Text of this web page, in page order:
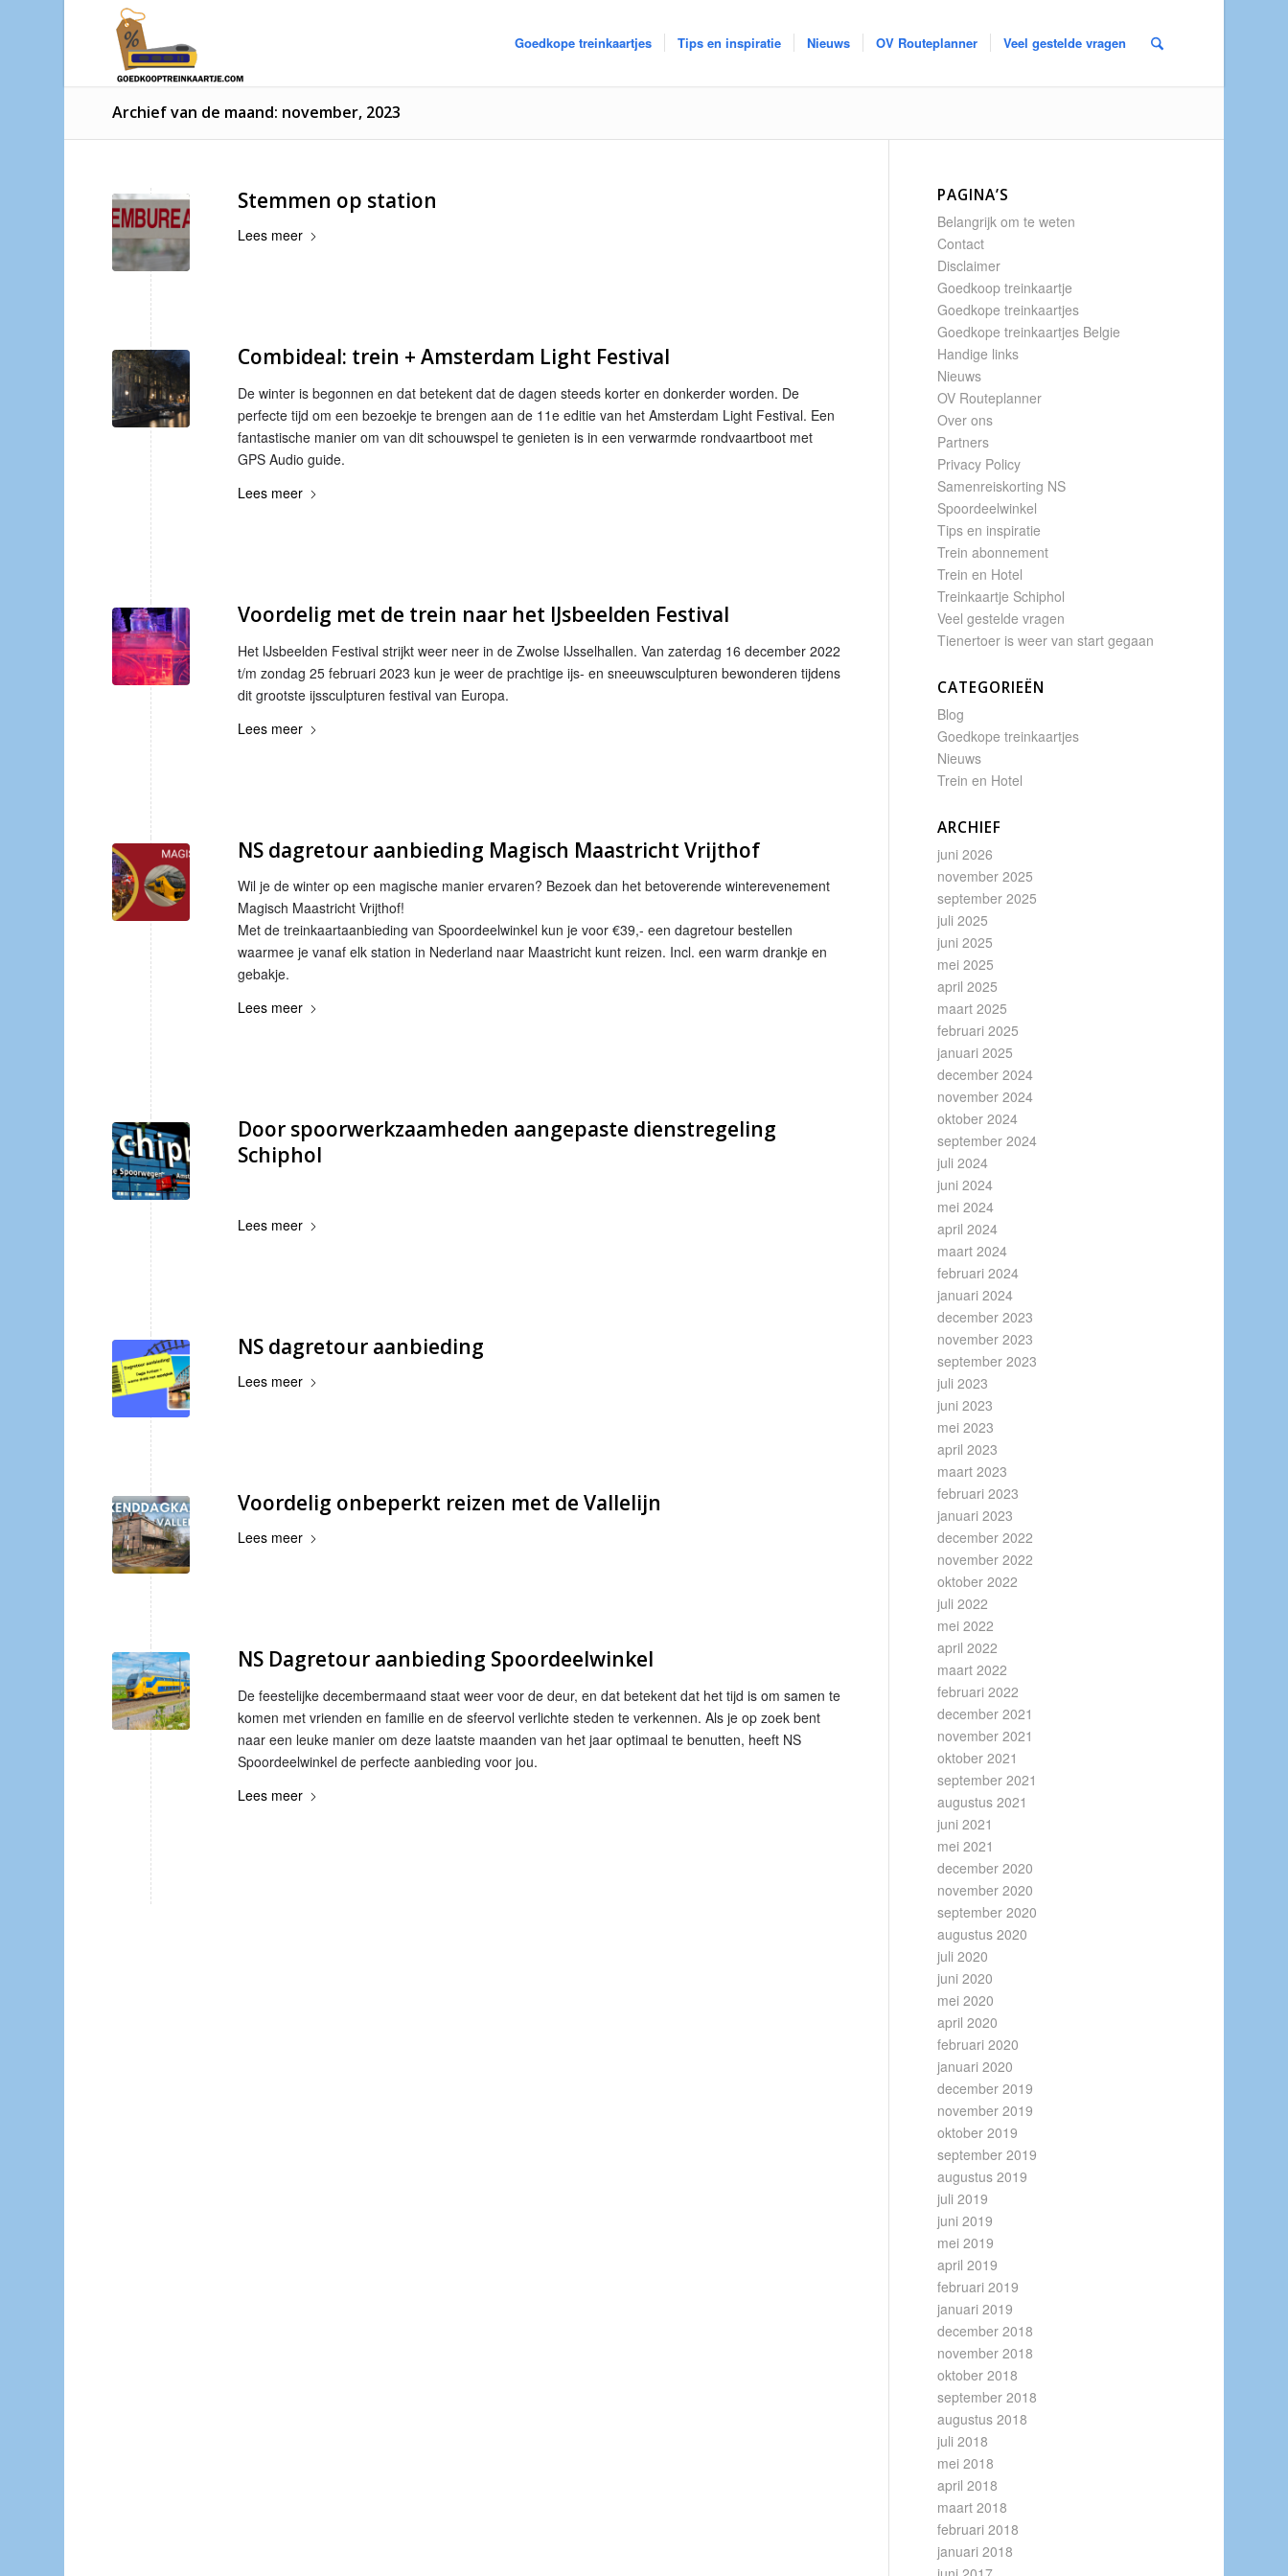
Goedkope treinkaartjes Tips en inspiratie Nieuws OV Routeplanner Veel gestelde vragen
Archief van de maand: november, 2023
Stemmen op station
Lees meer
Combideal: trein + Amsterdam Light Festival
De winter is begonnen en dat betekent dat de dagen steeds korter en donkerder worden. De
perfecte tijd om een bezoekje te brengen aan de 11e editie van het Amsterdam Light Festival. Een
fantastische manier om van dit schouwspel te genieten is in een verwarmde rondvaartboot met
GPS Audio guide.
Lees meer
Voordelig met de trein naar het IJsbeelden Festival
Het IJsbeelden Festival strijkt weer neer in de Zwolse IJsselhallen. Van zaterdag 16 december 2022
t/m zondag 25 februari 2023 kun je weer de prachtige ijs- en sneeuwsculpturen bewonderen tijdens
dit grootste ijssculpturen festival van Europa.
Lees meer
NS dagretour aanbieding Magisch Maastricht Vrijthof
Wil je de winter op een magische manier ervaren? Bezoek dan het betoverende winterevenement
Magisch Maastricht Vrijthof!
Met de treinkaartaanbieding van Spoordeelwinkel kun je voor €39,- een dagretour bestellen
waarmee je vanaf elk station in Nederland naar Maastricht kunt reizen. Incl. een warm drankje en
gebakje.
Lees meer
Door spoorwerkzaamheden aangepaste dienstregeling
Schiphol
Lees meer
NS dagretour aanbieding
Lees meer
Voordelig onbeperkt reizen met de Vallelijn
Lees meer
NS Dagretour aanbieding Spoordeelwinkel
De feestelijke decembermaand staat weer voor de deur, en dat betekent dat het tijd is om samen te
komen met vrienden en familie en de sfeervol verlichte steden te verkennen. Als je op zoek bent
naar een leuke manier om deze laatste maanden van het jaar optimaal te benutten, heeft NS
Spoordeelwinkel de perfecte aanbieding voor jou.
Lees meer
PAGINA’S
Belangrijk om te weten
Contact
Disclaimer
Goedkoop treinkaartje
Goedkope treinkaartjes
Goedkope treinkaartjes Belgie
Handige links
Nieuws
OV Routeplanner
Over ons
Partners
Privacy Policy
Samenreiskorting NS
Spoordeelwinkel
Tips en inspiratie
Trein abonnement
Trein en Hotel
Treinkaartje Schiphol
Veel gestelde vragen
Tienertoer is weer van start gegaan
CATEGORIEËN
Blog
Goedkope treinkaartjes
Nieuws
Trein en Hotel
ARCHIEF
juni 2026
november 2025
september 2025
juli 2025
juni 2025
mei 2025
april 2025
maart 2025
februari 2025
januari 2025
december 2024
november 2024
oktober 2024
september 2024
juli 2024
juni 2024
mei 2024
april 2024
maart 2024
februari 2024
januari 2024
december 2023
november 2023
september 2023
juli 2023
juni 2023
mei 2023
april 2023
maart 2023
februari 2023
januari 2023
december 2022
november 2022
oktober 2022
juli 2022
mei 2022
april 2022
maart 2022
februari 2022
december 2021
november 2021
oktober 2021
september 2021
augustus 2021
juni 2021
mei 2021
december 2020
november 2020
september 2020
augustus 2020
juli 2020
juni 2020
mei 2020
april 2020
februari 2020
januari 2020
december 2019
november 2019
oktober 2019
september 2019
augustus 2019
juli 2019
juni 2019
mei 2019
april 2019
februari 2019
januari 2019
december 2018
november 2018
oktober 2018
september 2018
augustus 2018
juli 2018
mei 2018
april 2018
maart 2018
februari 2018
januari 2018